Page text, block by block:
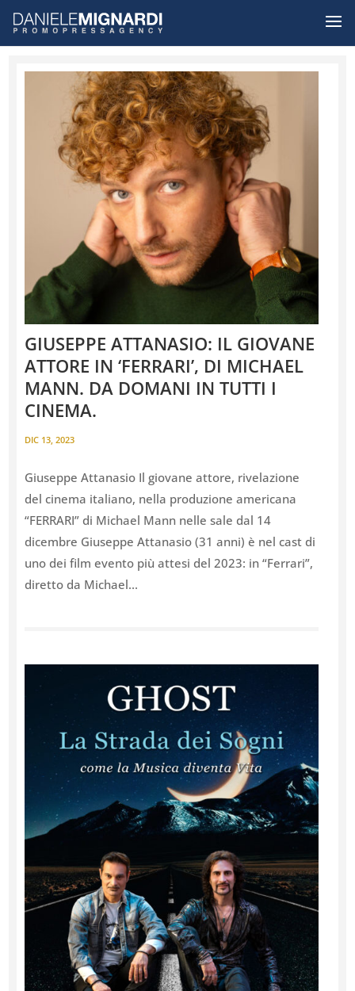
GIUSEPPE ATTANASIO: IL GIOVANE
ATTORE IN ‘FERRARI’, DI MICHAEL
MANN. DA DOMANI IN TUTTI I
CINEMA.
DIC 13, 2023
Giuseppe Attanasio Il giovane attore, rivelazione
del cinema italiano, nella produzione americana
“FERRARI” di Michael Mann nelle sale dal 14
dicembre Giuseppe Attanasio (31 anni) è nel cast di
uno dei film evento più attesi del 2023: in “Ferrari”,
diretto da Michael...